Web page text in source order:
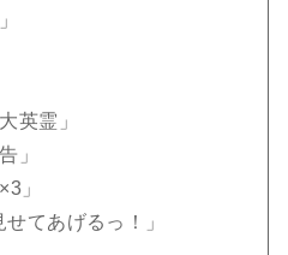
英霊」
」
」
てあげるっ！」